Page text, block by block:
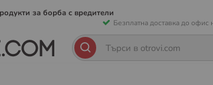
за борба с вредители
Безплатна доставка до офис
към
съдържанието
ТърсенеТърсене